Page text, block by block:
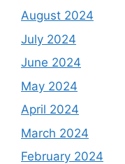
August 2024
July 2024
June 2024
May 2024
April 2024
March 2024
February 2024